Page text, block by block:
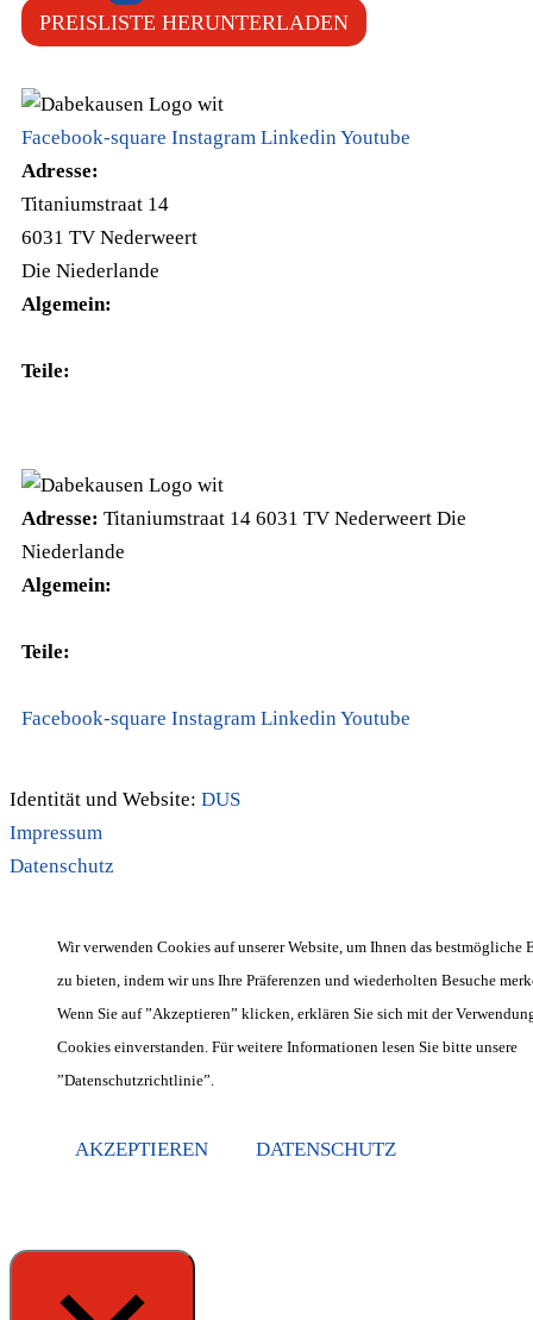
PREISLISTE HERUNTERLADEN
Facebook-square Instagram Linkedin Youtube
Adresse:
Titaniumstraat 14
6031 TV Nederweert
Die Niederlande
Algemein:
Teile:
Adresse: Titaniumstraat 14 6031 TV Nederweert Die
Niederlande
Algemein:
Teile:
Facebook-square Instagram Linkedin Youtube
Identität und Website: DUS
Impressum
Datenschutz
Wir verwenden Cookies auf unserer Website, um Ihnen das bestmögliche
zu bieten, indem wir uns Ihre Präferenzen und wiederholten Besuche
Wenn Sie auf ”Akzeptieren” klicken, erklären Sie sich mit der
Cookies einverstanden. Für weitere Informationen lesen Sie bitte unsere
”Datenschutzrichtlinie”.
AKZEPTIEREN DATENSCHUTZ